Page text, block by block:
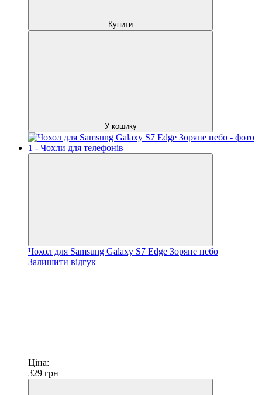
Купити
У кошику
Чохол для Samsung Galaxy S7 Edge Зоряне небо
Залишити відгук
Ціна:
329 грн